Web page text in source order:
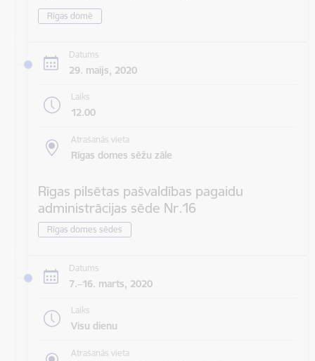
Rīgas domē
Datums
29. maijs, 2020
Laiks
12.00
Atrašanās vieta
Rīgas domes sēžu zāle
Rīgas pilsētas pašvaldības pagaidu
administrācijas sēde Nr.16
Rīgas domes sēdes
Datums
7.–16. marts, 2020
Laiks
Visu dienu
Atrašanās vieta